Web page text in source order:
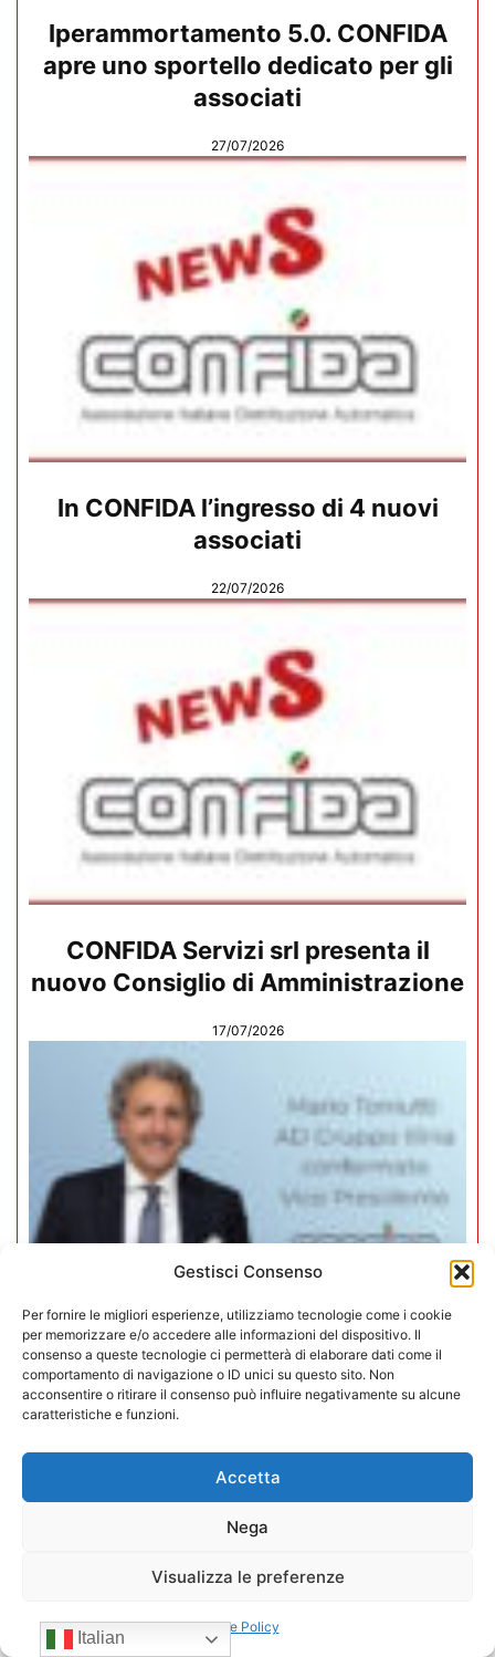
Gestisci Consenso
Per fornire le migliori esperienze, utilizziamo tecnologie come i cookie
per memorizzare e/o accedere alle informazioni del dispositivo. Il
consenso a queste tecnologie ci permetterà di elaborare dati come il
comportamento di navigazione o ID unici su questo sito. Non
acconsentire o ritirare il consenso può influire negativamente su alcune
caratteristiche e funzioni.
Accetta
Nega
Visualizza le preferenze
Cookie Policy
Iperammortamento 5.0. CONFIDA
apre uno sportello dedicato per gli
associati
27/07/2026
In CONFIDA l’ingresso di 4 nuovi
associati
22/07/2026
CONFIDA Servizi srl presenta il
nuovo Consiglio di Amministrazione
17/07/2026
Mario Toniutti confermato Vice
Presidente di CONFIDA per il
quadriennio 2026-2030
15/07/2026
Italian